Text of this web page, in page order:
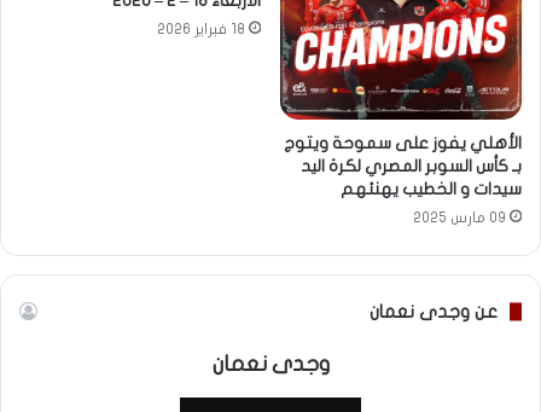
الأهلي يفوز على سموحة ويتوج
بـ كأس السوبر المصري لكرة اليد
سيدات و الخطيب يهنئهم
09 مارس 2025
18 فبراير 2026
عن وجدى نعمان
وجدى نعمان